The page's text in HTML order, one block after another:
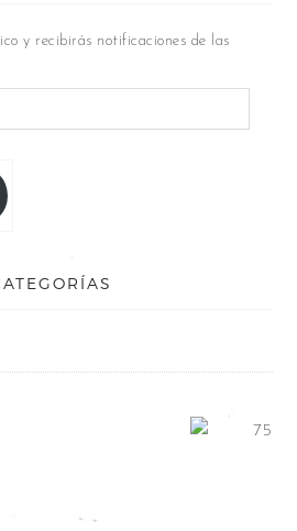
y recibirás notificaciones de las